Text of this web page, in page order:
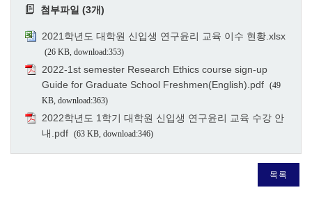
첨부파일 (3개)
2021학년도 대학원 신입생 연구윤리 교육 이수 현황.xlsx
(26 KB, download:353)
2022-1st semester Research Ethics course sign-up
Guide for Graduate School Freshmen(English).pdf (49
KB, download:363)
2022학년도 1학기 대학원 신입생 연구윤리 교육 수강 안
내.pdf (63 KB, download:346)
목록